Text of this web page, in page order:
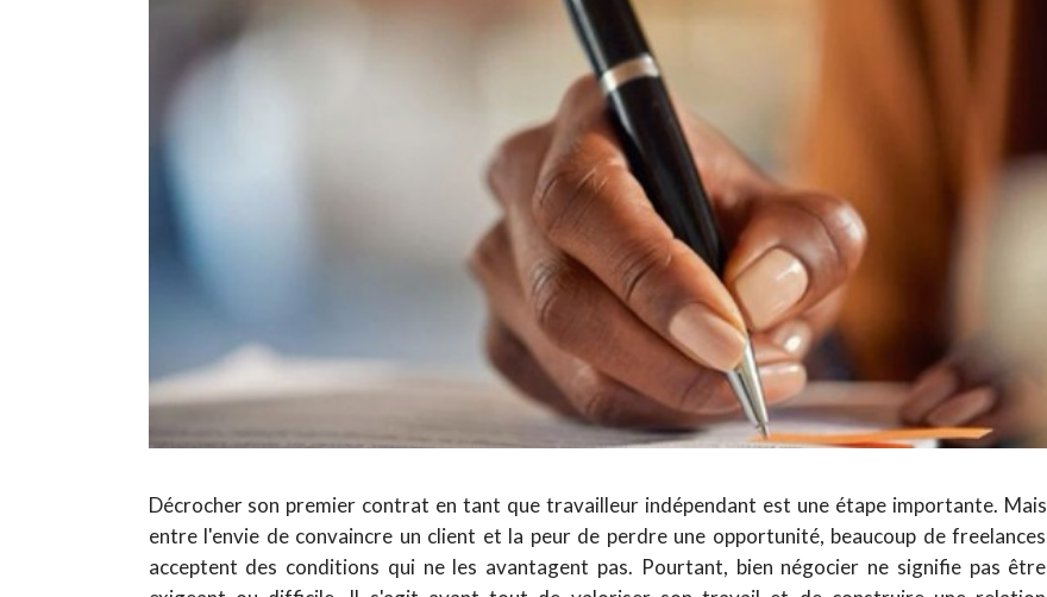
Décrocher son premier contrat en tant que travailleur indépendant est une étape importante. Mais
entre l'envie de convaincre un client et la peur de perdre une opportunité, beaucoup de freelances
acceptent des conditions qui ne les avantagent pas. Pourtant, bien négocier ne signifie pas être